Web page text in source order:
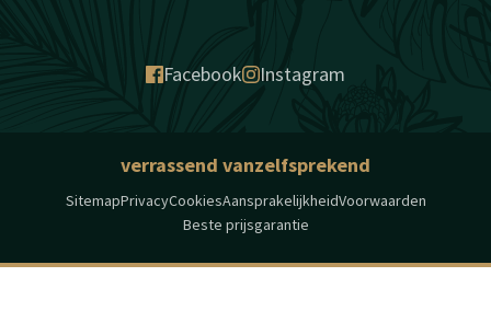
Facebook Instagram
verrassend vanzelfsprekend
SitemapPrivacyCookiesAansprakelijkheidVoorwaarden
Beste prijsgarantie